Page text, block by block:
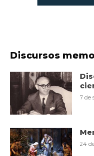
Discursos
7 de
24